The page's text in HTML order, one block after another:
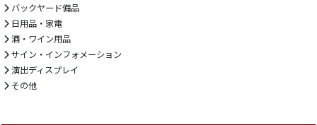
バックヤード備品
日用品・家電
酒・ワイン用品
サイン・インフォメーション
演出ディスプレイ
その他